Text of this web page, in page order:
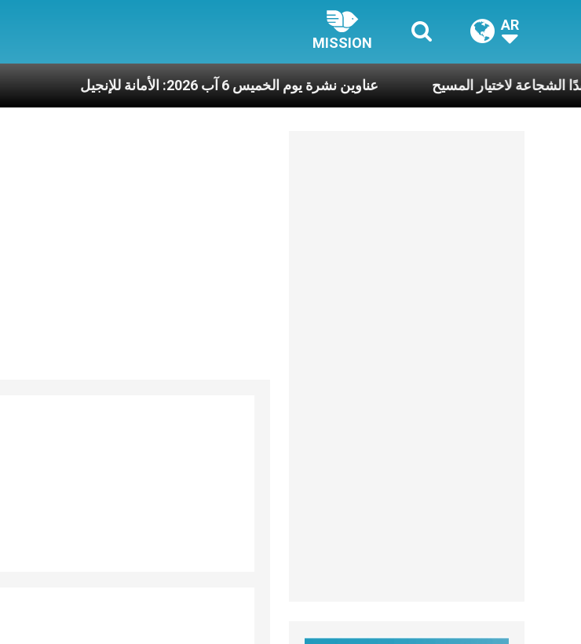
MISSION
AR
عناوين نشرة يوم الخميس 6 آب 2026: الأمانة للإنجيل تنقصنا أبدًا الشجاعة لاختيار المسيح